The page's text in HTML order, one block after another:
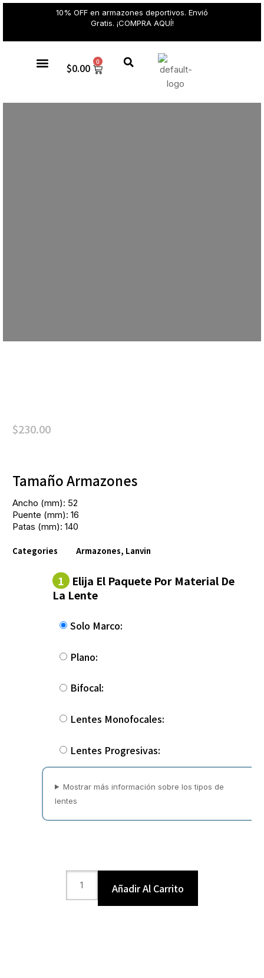
10% OFF en armazones deportivos. Envió
Gratis. ¡COMPRA AQUÍ!
$0.00 0
$230.00
Tamaño Armazones
Ancho (mm): 52
Puente (mm): 16
Patas (mm): 140
Categories Armazones, Lanvin
1 Elija El Paquete Por Material De
La Lente
Solo Marco:
Plano:
Bifocal:
Lentes Monofocales:
Lentes Progresivas:
Mostrar más información sobre los tipos de
lentes
Añadir Al Carrito